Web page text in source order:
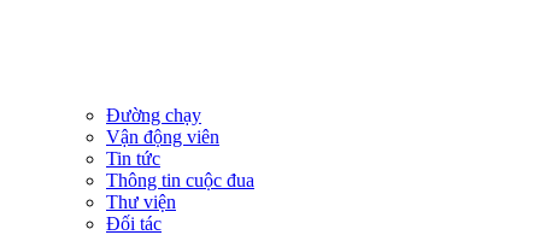
Đường chạy
Vận động viên
Tin tức
Thông tin cuộc đua
Thư viện
Đối tác